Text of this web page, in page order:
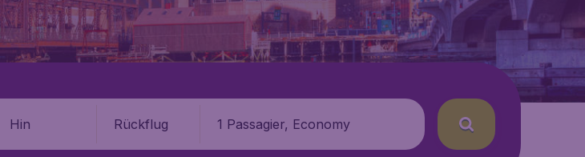
Hin Rückflug 1 Passagier, Economy